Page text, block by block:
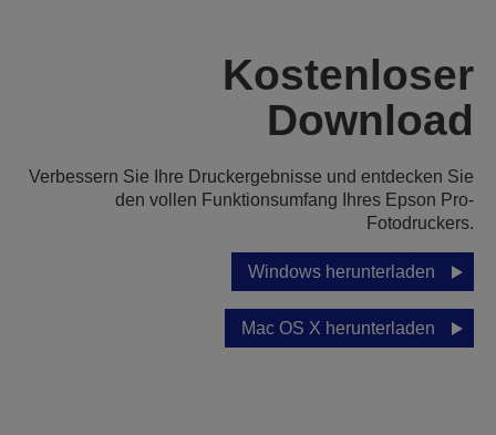
Kostenloser
Download
Verbessern Sie Ihre Druckergebnisse und entdecken Sie
den vollen Funktionsumfang Ihres Epson Pro-
Fotodruckers.
Windows herunterladen
Mac OS X herunterladen